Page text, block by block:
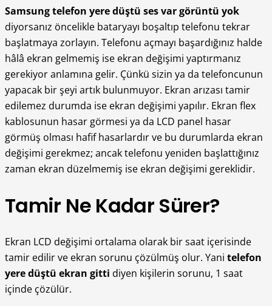
Samsung telefon yere düştü ses var görüntü yok
diyorsanız öncelikle bataryayı boşaltıp telefonu tekrar
başlatmaya zorlayın. Telefonu açmayı başardığınız halde
hâlâ ekran gelmemiş ise ekran değişimi yaptırmanız
gerekiyor anlamına gelir. Çünkü sizin ya da telefoncunun
yapacak bir şeyi artık bulunmuyor. Ekran arızası tamir
edilemez durumda ise ekran değişimi yapılır. Ekran flex
kablosunun hasar görmesi ya da LCD panel hasar
görmüş olması hafif hasarlardır ve bu durumlarda ekran
değişimi gerekmez; ancak telefonu yeniden başlattığınız
zaman ekran düzelmemiş ise ekran değişimi gereklidir.
Tamir Ne Kadar Sürer?
Ekran LCD değişimi ortalama olarak bir saat içerisinde
tamir edilir ve ekran sorunu çözülmüş olur. Yani telefon
yere düştü ekran gitti diyen kişilerin sorunu, 1 saat
içinde çözülür.